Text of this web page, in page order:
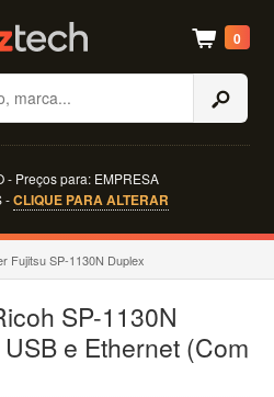
0
- Preços para: EMPRESA
-CLIQUE PARA ALTERAR
Fujitsu SP-1130N Duplex
SP-1130N
e Ethernet (Com